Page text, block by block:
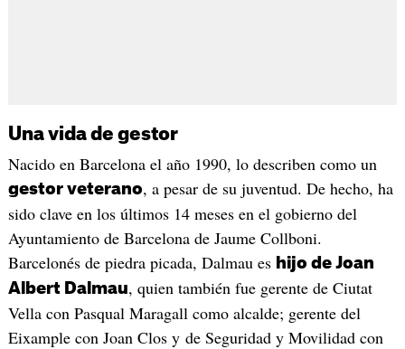
Una vida de gestor
Nacido en Barcelona el año 1990, lo describen como un
gestor veterano, a pesar de su juventud. De hecho, ha
sido clave en los últimos 14 meses en el gobierno del
Ayuntamiento de Barcelona de Jaume Collboni.
Barcelonés de piedra picada, Dalmau es hijo de Joan
Albert Dalmau, quien también fue gerente de Ciutat
Vella con Pasqual Maragall como alcalde; gerente del
Eixample con Joan Clos y de Seguridad y Movilidad con